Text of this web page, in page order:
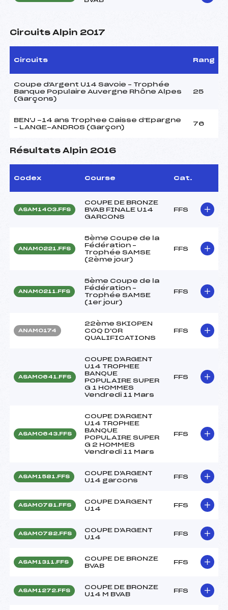
Circuits Alpin 2017
Circuits Rang
Coupe d'Argent U14 Savoie – Trophée
Banque Populaire Auvergne Rhône Alpes
(Garçons)
25
BEN'J -14 ans Trophee Caisse d'Epargne
– LANGE-ANDROS (Garçon)
76
Résultats Alpin 2016
Codex Course Cat.
ASAM1403.FFS
COUPE DE BRONZE
BVAB FINALE U14
GARCONS
FFS
ANAM0221.FFS
5ème Coupe de la
Fédération –
Trophée SAMSE
(2ème jour)
FFS
ANAM0211.FFS
5ème Coupe de la
Fédération –
Trophée SAMSE
(1er jour)
FFS
ANAM0174
22ème SKIOPEN
COQ D'OR
QUALIFICATIONS
FFS
ASAM0641.FFS
COUPE D'ARGENT
U14 TROPHEE
BANQUE
POPULAIRE SUPER
G 1 HOMMES
Vendredi 11 Mars
FFS
ASAM0643.FFS
COUPE D'ARGENT
U14 TROPHEE
BANQUE
POPULAIRE SUPER
G 2 HOMMES
Vendredi 11 Mars
FFS
ASAM1581.FFS
COUPE D'ARGENT
U14 garcons
FFS
ASAM0781.FFS
COUPE D'ARGENT
U14
FFS
ASAM0782.FFS
COUPE D'ARGENT
U14
FFS
ASAM1311.FFS
COUPE DE BRONZE
BVAB
FFS
ASAM1272.FFS
COUPE DE BRONZE
U14 M BVAB
FFS